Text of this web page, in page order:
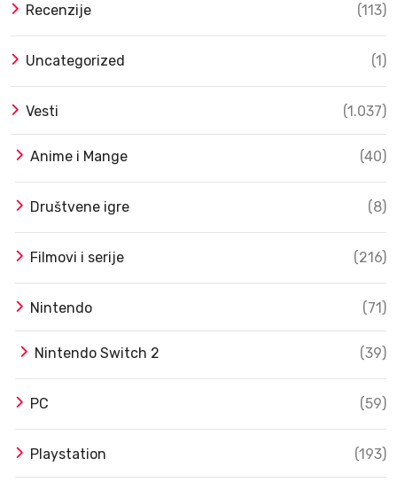
Recenzije (113)
Uncategorized (1)
Vesti (1.037)
Anime i Mange (40)
Društvene igre (8)
Filmovi i serije (216)
Nintendo (71)
Nintendo Switch 2 (39)
PC (59)
Playstation (193)